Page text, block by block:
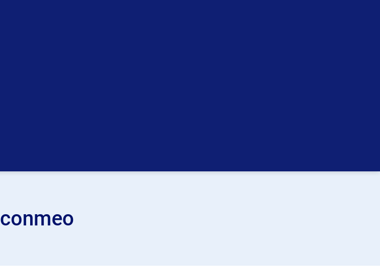
conmeo